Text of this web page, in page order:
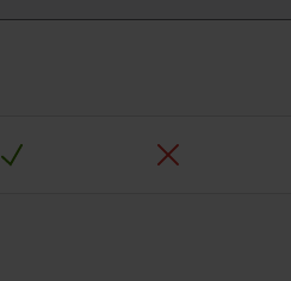
Stadtverkehr inkludiert:Sightseeing